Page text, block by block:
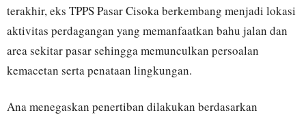
terakhir, eks TPPS Pasar Cisoka berkembang menjadi lokasi
aktivitas perdagangan yang memanfaatkan bahu jalan dan
area sekitar pasar sehingga memunculkan persoalan
kemacetan serta penataan lingkungan.
Ana menegaskan penertiban dilakukan berdasarkan